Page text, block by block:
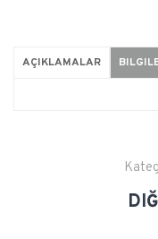
AÇIKLAMALAR